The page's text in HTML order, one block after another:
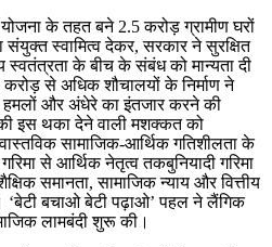
के तहत बने 2.5 करोड़ ग्रामीण घरों
स्वामित्व देकर, सरकार ने सुरक्षित
स्वतंत्रता के बीच के संबंध को मान्यता दी
से अधिक शौचालयों के निर्माण ने
और अंधेरे का इंतजार करने की
इस थका देने वाली मशक्कत को
सामाजिक-आर्थिक गतिशीलता के
से आर्थिक नेतृत्व तकबुनियादी गरिमा
समानता, सामाजिक न्याय और वित्तीय
‘बेटी बचाओ बेटी पढ़ाओ’ पहल ने लैंगिक
लामबंदी शुरू की।